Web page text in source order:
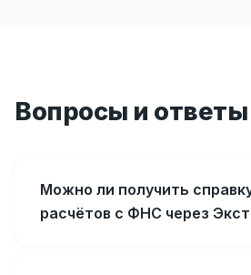
Вопросы и ответы
Можно ли получить
расчётов с ФНС через